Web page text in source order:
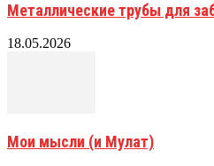
Металлические трубы для
18.05.2026
Мои мысли (и Мулат)